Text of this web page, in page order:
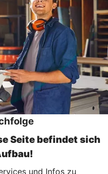
Seite befindet sich
und Infos zu